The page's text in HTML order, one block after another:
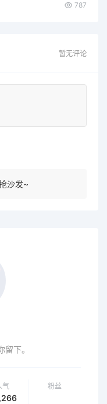
787
暂无评论
沙发~
下。
气 粉丝